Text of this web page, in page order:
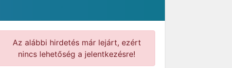
Az alábbi hirdetés már lejárt, ezért
nincs lehetőség a jelentkezésre!